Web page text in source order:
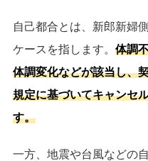
自己都合とは、新郎新婦
ケースを指します。 体調
体調変化などが該当し、
規定に基づいてキャンセ
す。
一方、地震や台風などの